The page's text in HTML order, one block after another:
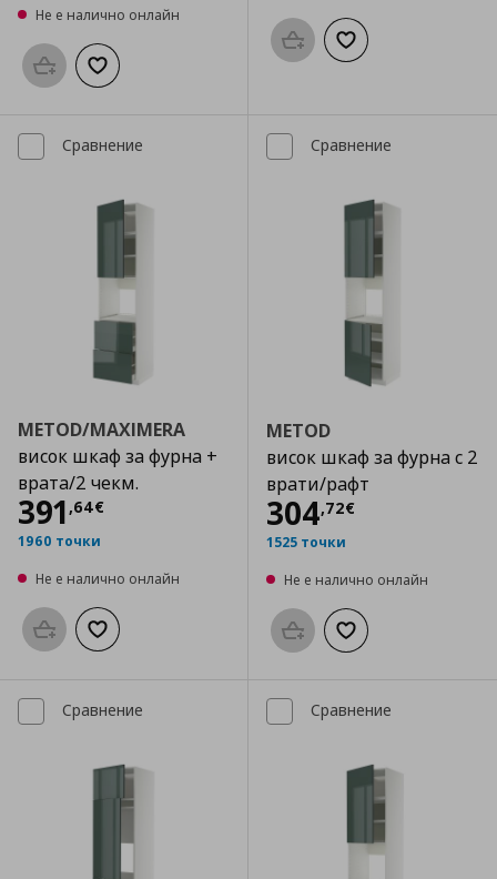
Не е налично онлайн
Προσθήκη στο καλάθι
Добави към списъка с любими
Προσθήκη στο καλάθι
Добави към
Сравнение
METOD/MAXIMERA
висок шкаф за фурна +
врата/2 чекм.
391 ,64€
Цена
1960 точки
Не е налично онлайн
Προσθήκη στο καλάθι
Добави към списъка с любими
Сравнение
METOD
висок шкаф за фурна с 2
врати/рафт
304,72€
Цена
1525 точки
Не е налично онлайн
Προσθήκη στο καλάθι
Добави към
Сравнение Сравнение